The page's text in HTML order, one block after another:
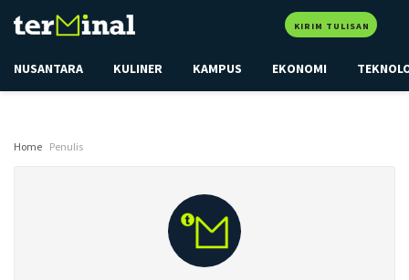
KIRIM TULISAN
NUSANTARA KULINER KAMPUS EKONOMI
Home Penulis